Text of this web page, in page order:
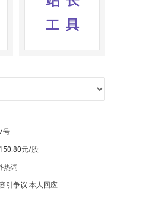
号
元/股
热词
引争议 本人回应